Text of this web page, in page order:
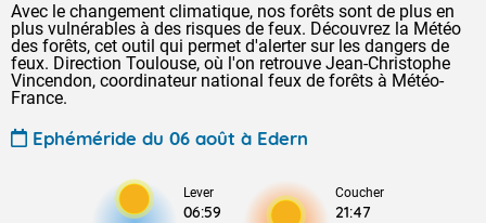
Avec le changement climatique, nos forêts sont de plus en
plus vulnérables à des risques de feux. Découvrez la Météo
des forêts, cet outil qui permet d'alerter sur les dangers de
feux. Direction Toulouse, où l'on retrouve Jean-Christophe
Vincendon, coordinateur national feux de forêts à Météo-
France.
Ephéméride du 06 août à Edern
Lever
06:59
Coucher
21:47